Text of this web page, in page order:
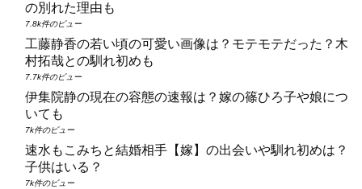
の別れた理由も
7.8k件のビュー
工藤静香の若い頃の可愛い画像は？モテモテだった？木
村拓哉との馴れ初めも
7.7k件のビュー
伊集院静の現在の容態の速報は？嫁の篠ひろ子や娘につ
いても
7k件のビュー
速水もこみちと結婚相手【嫁】の出会いや馴れ初めは？
子供はいる？
7k件のビュー